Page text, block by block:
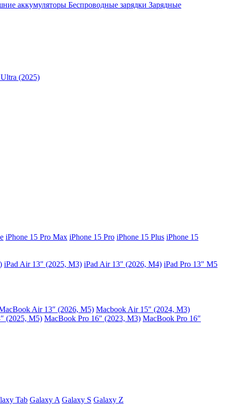
аккумуляторы Беспроводные зарядки Зарядные
(2025)
iPhone 15 Pro Max iPhone 15 Pro iPhone 15 Plus iPhone 15
iPad Air 13" (2025, M3) iPad Air 13" (2026, M4) iPad Pro 13" M5
Air 13″ (2026, M5) Macbook Air 15" (2024, M3)
(2025, M5) MacBook Pro 16" (2023, M3) MacBook Pro 16″
Tab Galaxy A Galaxy S Galaxy Z